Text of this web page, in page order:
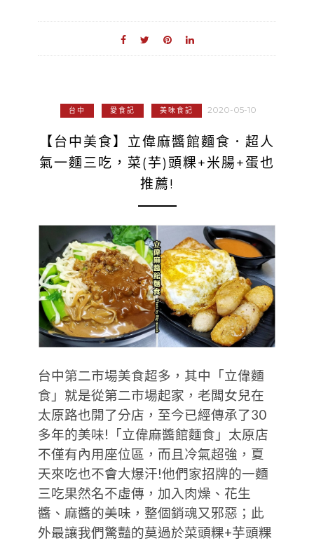
台中 愛食記 美味食記 2020-05-10
【台中美食】立偉麻醬館麵食．超人
氣一麵三吃，菜(芋)頭粿+米腸+蛋也
推薦!
台中第二市場美食超多，其中「立偉麵
食」就是從第二市場起家，老闆女兒在
太原路也開了分店，至今已經傳承了30
多年的美味!「立偉麻醬館麵食」太原店
不僅有內用座位區，而且冷氣超強，夏
天來吃也不會大爆汗!他們家招牌的一麵
三吃果然名不虛傳，加入肉燥、花生
醬、麻醬的美味，整個銷魂又邪惡；此
外最讓我們驚豔的莫過於菜頭粿+芋頭粿